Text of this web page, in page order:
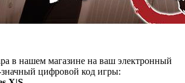
в нашем магазине на ваш электронный
значный цифровой код игры: